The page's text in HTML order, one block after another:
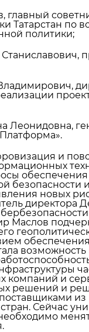
главный
Татарстан по
политики;
Леонидовна,
и
обеспечения
безопасности
новых
директора
Маслов
компаний и
решений и
из
Сейчас